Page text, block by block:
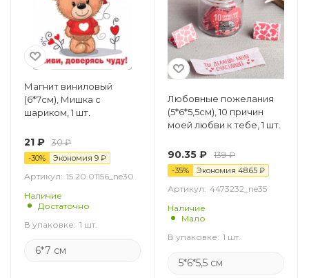
Магнит виниловый
(6*7см), Мишка с
шариком, 1 шт.
21 ₽ 30₽
-30% Экономия 9 ₽
Артикул: 15.20.01156_ne30
Наличие
Достаточно
В упаковке: 1 шт.
6*7 см
Любовные пожелания
(5*6*5,5см), 10 причин
моей любви к тебе, 1 шт.
90.35 ₽ 139₽
-35% Экономия 48.65 ₽
Артикул: 4473232_ne35
Наличие
Мало
В упаковке: 1 шт.
5*6*5,5 см